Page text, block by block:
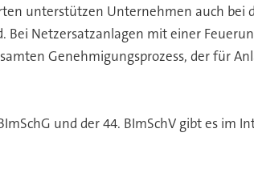
unterstützen Unternehmen auch bei
Netzersatzanlagen mit einer
Genehmigungsprozess, der für
und der 44. BImSchV gibt es im